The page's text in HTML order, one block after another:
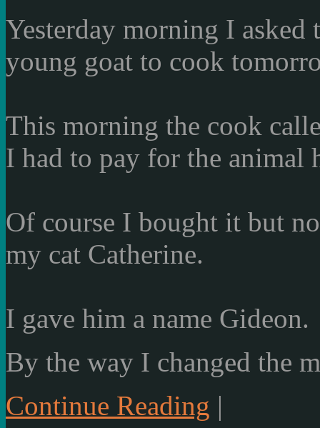
Yesterday morning I asked
young goat to cook
This morning the cook
I had to pay for the animal
Of course I bought it but
my cat Catherine.
I gave him a name Gideon.
By the way I changed the
Continue Reading |